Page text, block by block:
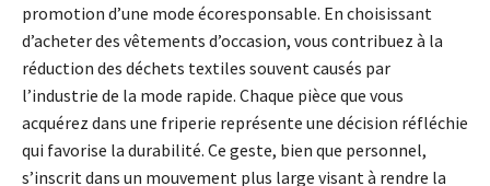
promotion d’une mode écoresponsable. En choisissant
d’acheter des vêtements d’occasion, vous contribuez à la
réduction des déchets textiles souvent causés par
l’industrie de la mode rapide. Chaque pièce que vous
acquérez dans une friperie représente une décision réfléchie
qui favorise la durabilité. Ce geste, bien que personnel,
s’inscrit dans un mouvement plus large visant à rendre la